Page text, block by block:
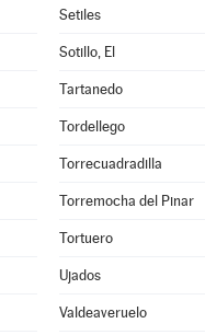
Setiles
Sotillo, El
Tartanedo
Tordellego
Torrecuadradilla
Torremocha del Pinar
Tortuero
Ujados
Valdeaveruelo